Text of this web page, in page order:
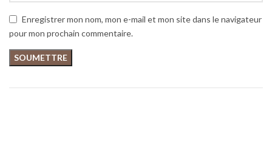
Enregistrer mon nom, mon e-mail et mon site dans le navigateur
pour mon prochain commentaire.